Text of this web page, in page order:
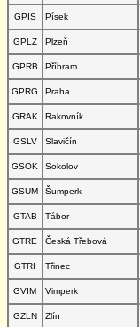
GPIS
Písek
GPLZ
Plzeň
GPRB
Příbram
GPRG
Praha
GRAK
Rakovník
GSLV
Slavičín
GSOK
Sokolov
GSUM
Šumperk
GTAB
Tábor
GTRE
Česká Třebová
GTRI
Třinec
GVIM
Vimperk
GZLN
Zlín